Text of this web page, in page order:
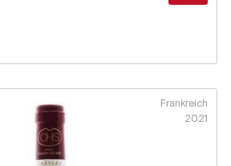
Frankreich
2021